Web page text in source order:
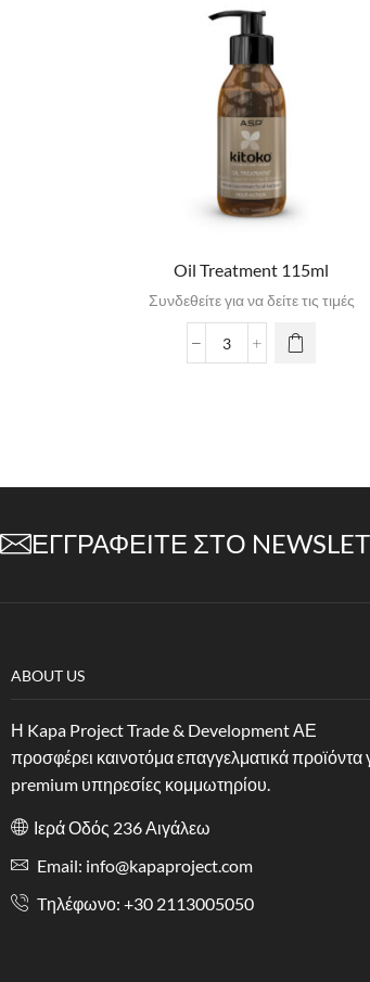
Oil Treatment 115ml
Συνδεθείτε για να δείτε τις τιμές
ΕΓΓΡΑΦΕΊΤΕ ΣΤΟ
ABOUT US
Η Kapa Project Trade & Development ΑΕ
προσφέρει καινοτόμα επαγγελματικά προϊόντα
premium υπηρεσίες κομμωτηρίου.
Ιερά Οδός 236 Αιγάλεω
Email: info@kapaproject.com
Tηλέφωνο: +30 2113005050